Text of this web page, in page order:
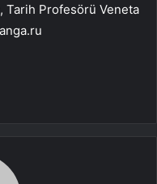
Tarih Profesörü Veneta